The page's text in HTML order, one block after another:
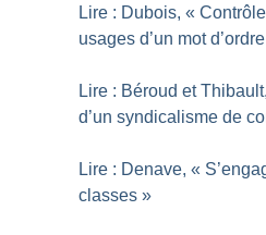
Lire : Dubois, «
usages d’un mot d’ordre
Lire : Béroud et
d’un syndicalisme de
Lire : Denave, «
classes »